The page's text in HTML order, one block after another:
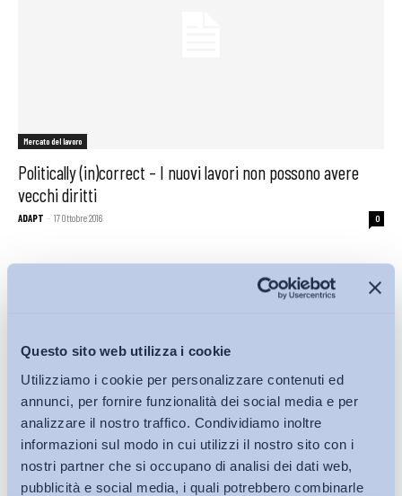
Questo sito web utilizza i cookie
Utilizziamo i cookie per personalizzare contenuti ed
annunci, per fornire funzionalità dei social media e per
analizzare il nostro traffico. Condividiamo inoltre
informazioni sul modo in cui utilizzi il nostro sito con i
nostri partner che si occupano di analisi dei dati web,
pubblicità e social media, i quali potrebbero combinarle
Mercato del lavoro
Politically (in)correct – I nuovi lavori non possono avere
vecchi diritti
ADAPT - 17 Ottobre 2016 0
Altro